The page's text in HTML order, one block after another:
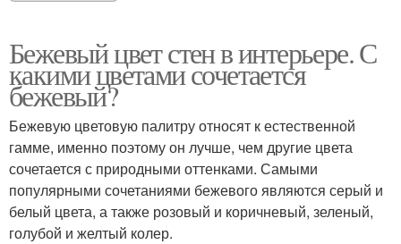
Декор на стенах
Стены для интерьерной
росписи
Бежевый цвет стен в интерьере. С
какими цветами сочетается
бежевый?
Бежевую цветовую палитру относят к естественной
гамме, именно поэтому он лучше, чем другие цвета
сочетается с природными оттенками. Самыми
популярными сочетаниями бежевого являются серый и
белый цвета, а также розовый и коричневый, зеленый,
голубой и желтый колер.